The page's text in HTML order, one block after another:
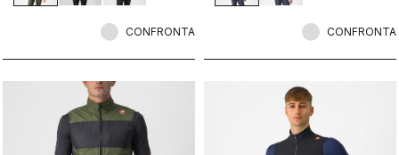
CONFRONTA CONFRONTA